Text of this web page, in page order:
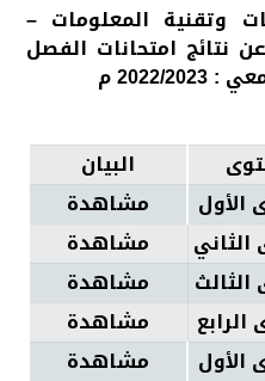
وتقنية المعلومات –
نتائج امتحانات الفصل
2023 م
البيان
مشاهدة
الأول
مشاهدة
مشاهدة
مشاهدة
مشاهدة
الأول